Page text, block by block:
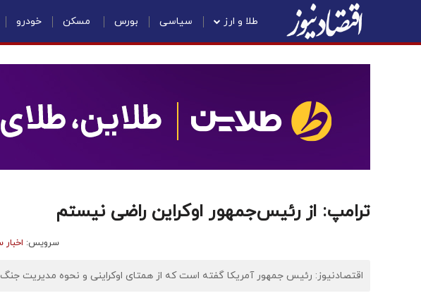
طلا و ارز سیاسی بورس مسکن خودرو
ترامپ: از رئیس‌جمهور اوکراین راضی نیستم
سرویس: اخبار
اقتصادنیوز: رئیس جمهور آمریکا گفته است که از همتای اوکراینی و نحوه مدیریت